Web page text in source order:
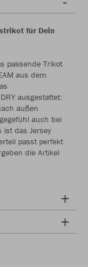
für Dein
passende Trikot
aus dem
ausgestattet:
außen
auch bei
ist das Jersey
passt perfekt
die Artikel